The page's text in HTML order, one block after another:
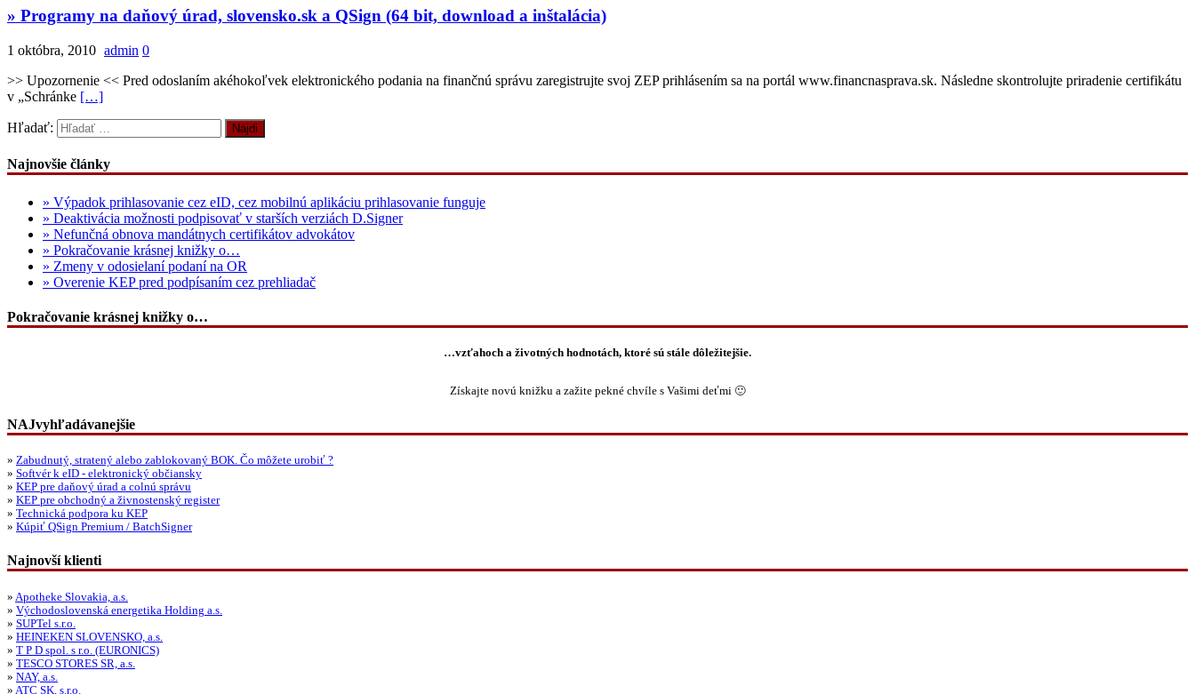
» Programy na daňový úrad, slovensko.sk a QSign (64 bit, download a inštalácia)
1 októbra, 2010 admin 0
>> Upozornenie << Pred odoslaním akéhokoľvek elektronického podania na finančnú správu zaregistrujte svoj ZEP prihlásením sa na portál www.financnasprava.sk. Následne skontrolujte priradenie certifikátu
v „Schránke […]
Hľadať:
Najnovšie články
» Výpadok prihlasovanie cez eID, cez mobilnú aplikáciu prihlasovanie funguje
» Deaktivácia možnosti podpisovať v starších verziách D.Signer
» Nefunčná obnova mandátnych certifikátov advokátov
» Pokračovanie krásnej knižky o…
» Zmeny v odosielaní podaní na OR
» Overenie KEP pred podpísaním cez prehliadač
Pokračovanie krásnej knižky o…
…vzťahoch a životných hodnotách, ktoré sú stále dôležitejšie.
Získajte novú knižku a zažite pekné chvíle s Vašimi deťmi 🙂
NAJvyhľadávanejšie
» Zabudnutý, stratený alebo zablokovaný BOK. Čo môžete urobiť ?
» Softvér k eID - elektronický občiansky
» KEP pre daňový úrad a colnú správu
» KEP pre obchodný a živnostenský register
» Technická podpora ku KEP
» Kúpiť QSign Premium / BatchSigner
Najnovší klienti
» Apotheke Slovakia, a.s.
» Východoslovenská energetika Holding a.s.
» SUPTel s.r.o.
» HEINEKEN SLOVENSKO, a.s.
» T P D spol. s r.o. (EURONICS)
» TESCO STORES SR, a.s.
» NAY, a.s.
» ATC SK, s.r.o.